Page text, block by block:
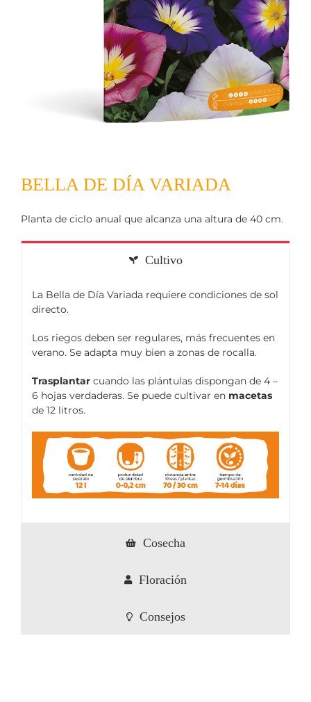
BELLA DE DÍA VARIADA
Planta de ciclo anual que alcanza una altura de 40 cm.
Cultivo
La Bella de Día Variada requiere condiciones de sol
directo.
Los riegos deben ser regulares, más frecuentes en
verano. Se adapta muy bien a zonas de rocalla.
Trasplantar cuando las plántulas dispongan de 4 –
6 hojas verdaderas. Se puede cultivar en macetas
de 12 litros.
Cosecha
Floración
Consejos